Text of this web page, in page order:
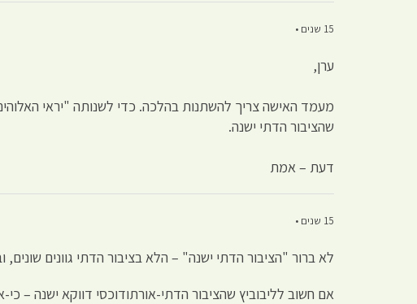
15 שנים •
ערן,
מעמד האישה צריך להשתנות בהלכה. כדי לשנותה "יראי
שהציבור הדתי ישנה.
דעת – אמת
15 שנים •
לא ברור "הציבור הדתי ישנה" – הלא בציבור הדתי גוונים
אם חשוב לליבוביץ שהציבור הדתי-אורתודוכסי דווקא ישנה –